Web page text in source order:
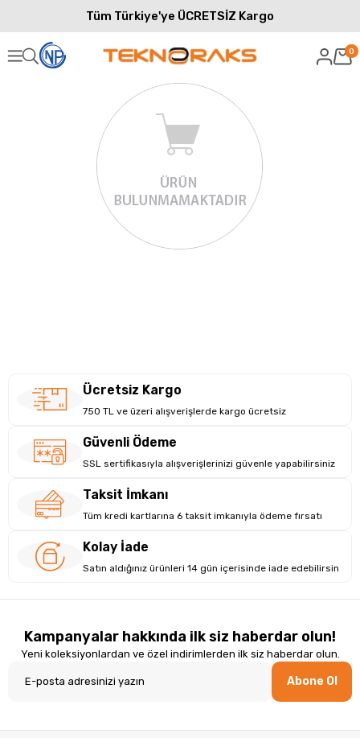
Tüm Türkiye'ye ÜCRETSİZ Kargo
0
Ücretsiz Kargo
750 TL ve üzeri alışverişlerde kargo ücretsiz
Güvenli Ödeme
SSL sertifikasıyla alışverişlerinizi güvenle yapabilirsiniz
Taksit İmkanı
Tüm kredi kartlarına 6 taksit imkanıyla ödeme fırsatı
Kolay İade
Satın aldığınız ürünleri 14 gün içerisinde iade edebilirsin
Kampanyalar hakkında ilk siz haberdar olun!
Yeni koleksiyonlardan ve özel indirimlerden ilk siz haberdar olun.
Abone Ol